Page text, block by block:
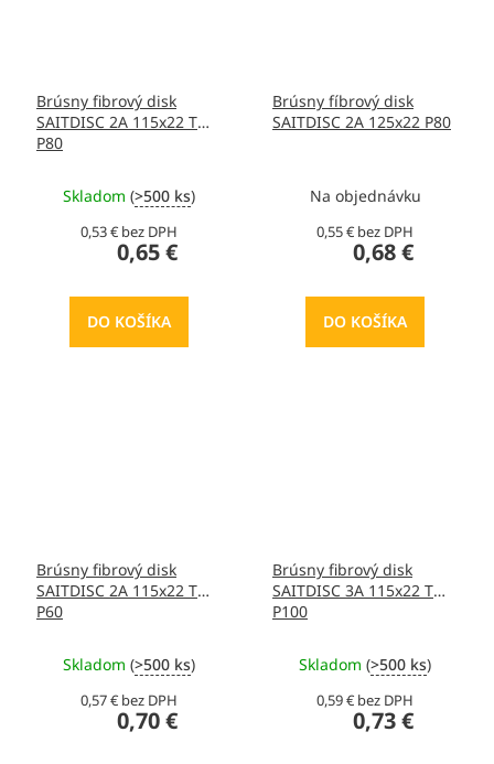
Brúsny fibrový disk
SAITDISC 2A 115x22 T
P80
Skladom (>500 ks)
0,53 € bez DPH
0,65 €
DO KOŠÍKA
Brúsny fíbrový disk
SAITDISC 2A 125x22 P80
Na objednávku
0,55 € bez DPH
0,68 €
DO KOŠÍKA
Brúsny fibrový disk
SAITDISC 2A 115x22 T
P60
Skladom (>500 ks)
0,57 € bez DPH
0,70 €
Brúsny fibrový disk
SAITDISC 3A 115x22 T
P100
Skladom (>500 ks)
0,59 € bez DPH
0,73 €